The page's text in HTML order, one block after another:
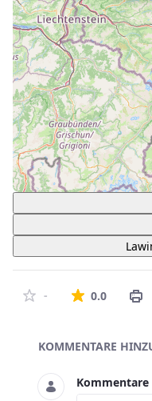
- 0.0Die
Asset-
KOMMENTARE
Kommentare